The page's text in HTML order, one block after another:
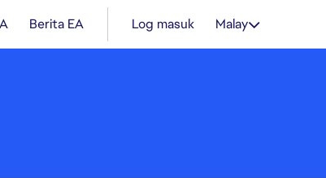
Berita EA Log masuk Malay